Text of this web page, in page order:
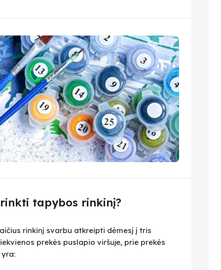
tapybos rinkinį?
rinkinį svarbu atkreipti dėmesį į tris
prekės puslapio viršuje, prie prekės